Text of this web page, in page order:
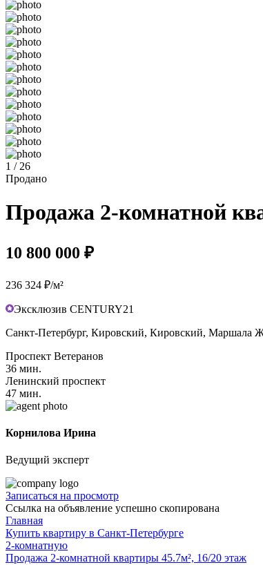
1 / 26
Продано
Продажа 2-комнатной
10 800 000 ₽
236 324 ₽/м²
Эксклюзив CENTURY21
Санкт-Петербург, Кировский, Кировский, Маршала
Проспект Ветеранов
36 мин.
Ленинский проспект
47 мин.
Корнилова Ирина
Ведущий эксперт
Записаться на просмотр
Ссылка на объявление успешно скопирована
Главная
Купить квартиру в Санкт-Петербурге
2-комнатную
Продажа 2-комнатной квартиры 45.7м², 16/20 этаж